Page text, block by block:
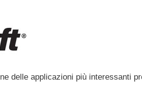
delle applicazioni più interessanti